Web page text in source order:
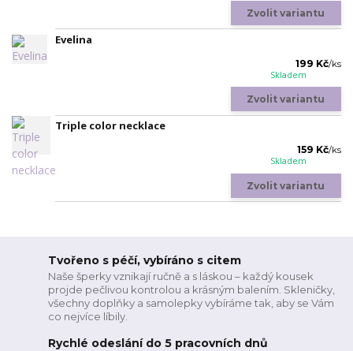
Zvolit variantu
Evelina
199 Kč/ks
Skladem
Zvolit variantu
Triple color necklace
159 Kč/ks
Skladem
Zvolit variantu
Tvořeno s péčí, vybíráno s citem
Naše šperky vznikají ručně a s láskou – každý kousek
projde pečlivou kontrolou a krásným balením. Skleničky,
všechny doplňky a samolepky vybíráme tak, aby se Vám
co nejvíce líbily.
Rychlé odeslání do 5 pracovních dnů